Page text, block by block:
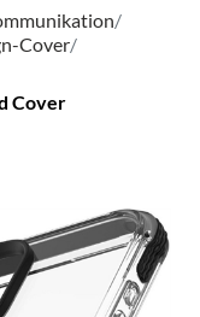
/
Cover/
Cover